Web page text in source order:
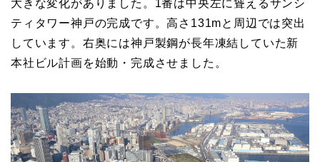
大きな変化がありました。1番は中央左に聳えるサンシ
ティタワー神戸の完成です。高さ131mと周辺では突出
しています。右奥には神戸製鋼が長年凍結していた新
本社ビル計画を始動・完成させました。